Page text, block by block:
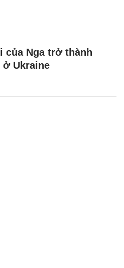
của Nga trở thành
ở Ukraine